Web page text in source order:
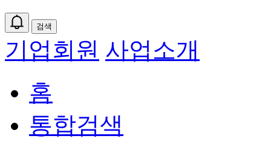
검색
기업회원 사업소개
홈
통합검색